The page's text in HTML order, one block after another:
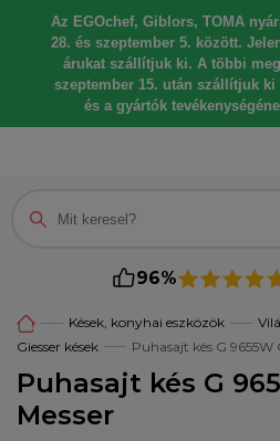
Az EGOchef, Giblors, TOMA
28. és szeptember 5. között.
árukat szállítjuk ki. A többi
szeptember 15. után szállítjuk ki
és a gyártók
96%
Kések, konyhai eszközök
Giesser kések
Puhasajt kés G 9655W
Puhasajt kés G
Messer